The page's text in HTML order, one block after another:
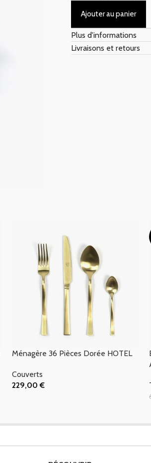
Ajouter au panier
Plus d'informations
Livraisons et retours
Ménagère 36 Pièces Dorée HOTEL
Couverts
229,00€